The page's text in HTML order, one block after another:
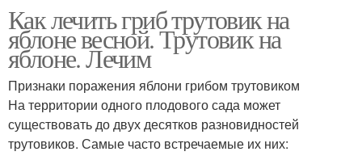
Как лечить гриб трутовик на
яблоне весной. Трутовик на
яблоне. Лечим
Признаки поражения яблони грибом трутовиком
На территории одного плодового сада может
существовать до двух десятков разновидностей
трутовиков. Самые часто встречаемые их них: